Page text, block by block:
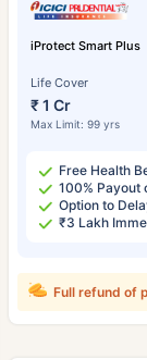
iProtect Smart Plus
Life Cover
₹ 1 Cr
Max Limit: 99 yrs
Free Health
100% Payout
Option to
₹3 Lakh
Full refund of